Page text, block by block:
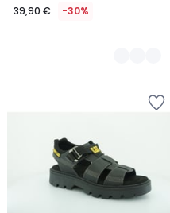
39,90 € -30%